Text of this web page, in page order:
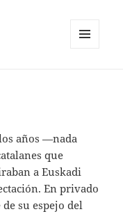
años —nada
que
a Euskadi
En privado
su espejo del